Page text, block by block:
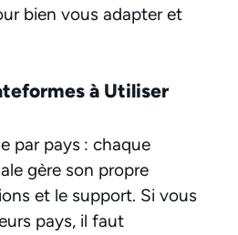
bien vous adapter et
à Utiliser
par pays : chaque
gère son propre
et le support. Si vous
pays, il faut